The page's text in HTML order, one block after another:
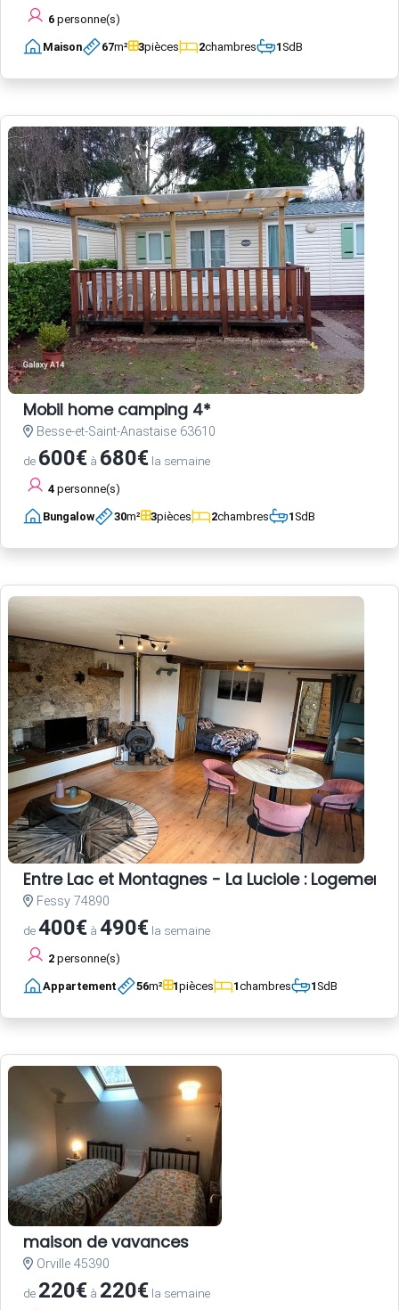
6 personne(s)
Maison 67m² 3pièces 2chambres 1SdB
Mobil home camping 4*
Besse-et-Saint-Anastaise 63610
de 600€ à 680€ la semaine
4 personne(s)
Bungalow 30m² 3pièces 2chambres 1SdB
Entre Lac et Montagnes - La Luciole :
Fessy 74890
de400€ à 490€ la semaine
2 personne(s)
Appartement 56m² 1pièces 1chambres 1SdB
maison de vavances
Orville 45390
de 220€ à 220€ la semaine